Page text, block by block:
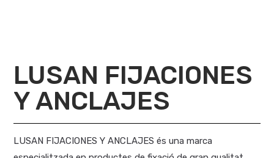
LUSAN FIJACIONES
Y ANCLAJES
LUSAN FIJACIONES Y ANCLAJES és una marca